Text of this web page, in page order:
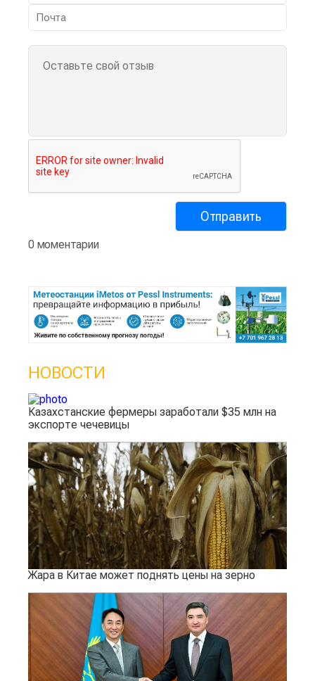
0 моментарии
НОВОСТИ
Казахстанские фермеры заработали $35 млн на
экспорте чечевицы
Жара в Китае может поднять цены на зерно